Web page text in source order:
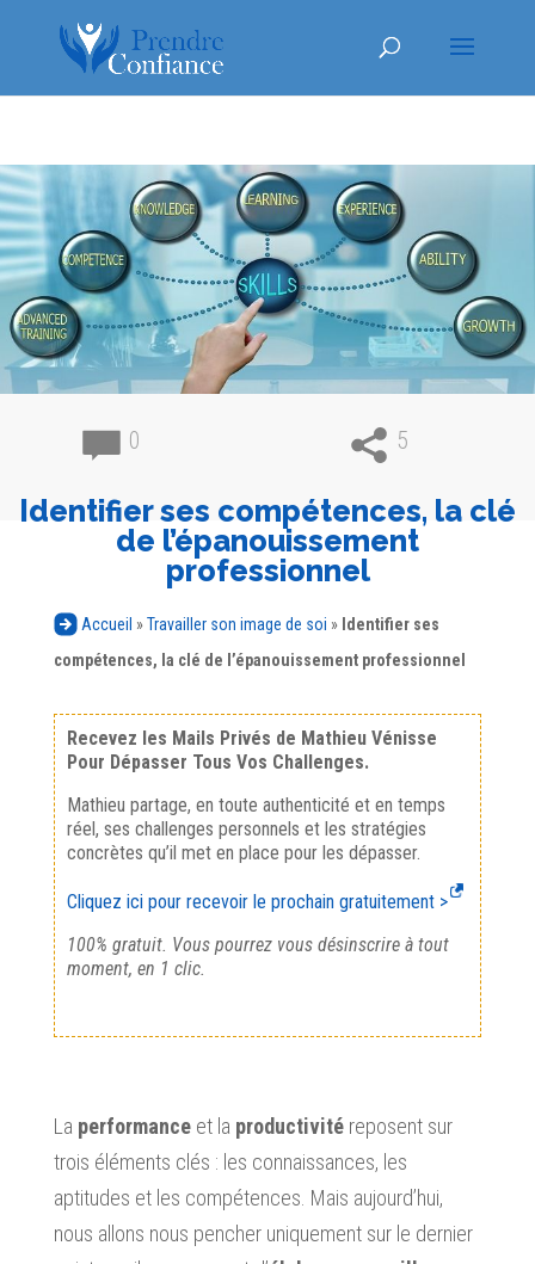
0 5
Identifier ses compétences, la clé
de l’épanouissement
professionnel
Accueil »Travailler son image de soi » Identifier ses
compétences, la clé de l’épanouissement professionnel
Recevez les Mails Privés de Mathieu Vénisse
Pour Dépasser Tous Vos Challenges.
Mathieu partage, en toute authenticité et en temps
réel, ses challenges personnels et les stratégies
concrètes qu’il met en place pour les dépasser.
Cliquez ici pour recevoir le prochain gratuitement >
100% gratuit. Vous pourrez vous désinscrire à tout
moment, en 1 clic.
La performanceet la productivitéreposent sur
trois éléments clés : les connaissances, les
aptitudes et les compétences. Mais aujourd’hui,
nous allons nous pencher uniquement sur le dernier